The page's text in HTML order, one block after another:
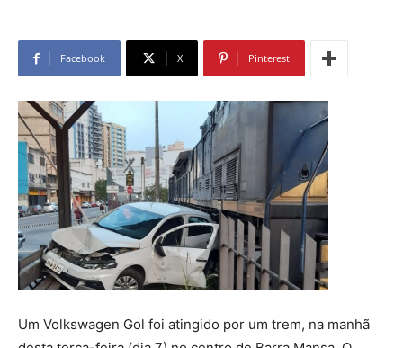
Facebook X Pinterest
Um Volkswagen Gol foi atingido por um trem, na manhã